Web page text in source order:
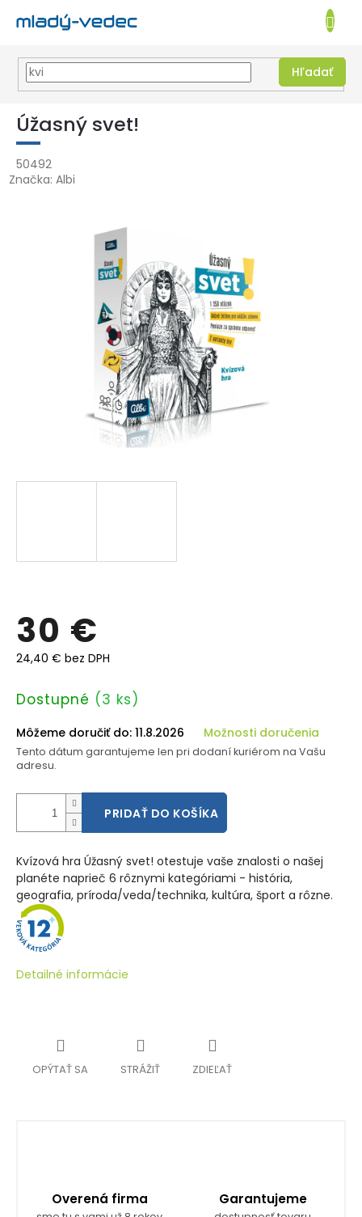
Prejsť
obsah
EUR
Hľadať
KOŠÍK
Úžasný svet!
50492
Značka: Albi
30 €
24,40 € bez DPH
Jednotková
Dostupné (3 ks)
Môžeme doručiť do: 11.8.2026 Možnosti doručenia
Tento dátum garantujeme len pri dodaní kuriérom na Vašu
adresu.
PRIDAŤ DO KOŠÍKA
Kvízová hra Úžasný svet! otestuje vaše znalosti o našej
planéte naprieč 6 rôznymi kategóriami - história,
geografia, príroda/veda/technika, kultúra, šport a rôzne.
Detailné informácie
OPÝTAŤ SA STRÁŽIŤ ZDIEĽAŤ
Overená firma Garantujeme